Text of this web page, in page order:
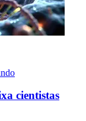
cientistas